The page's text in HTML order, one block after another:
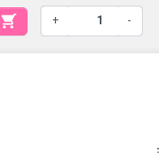
-
+
